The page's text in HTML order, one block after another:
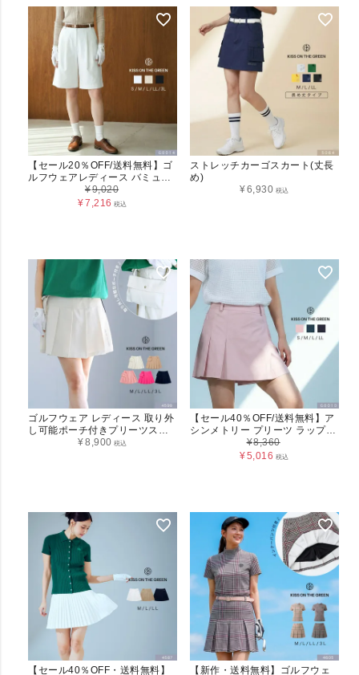
大きいサイズ 春 夏
【セール20％OFF/送料無料】ゴ
ルフウェアレディース バミュー
ダバミューダパンツ S M L LL
¥9,020
¥7,216 税込
ストレッチカーゴスカート(丈長
め)
¥6,930 税込
ゴルフウェア レディース 取り外
し可能ポーチ付きプリーツスカ
ート インナーパンツ一体型
¥8,900 税込
【セール40％OFF/送料無料】ア
シンメトリー プリーツ ラップキ
ュロットパンツ レディース
¥8,360
¥5,016 税込
【セール40％OFF・送料無料】 【新作・送料無料】ゴルフウェ